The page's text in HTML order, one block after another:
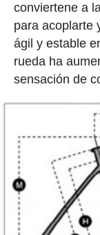
conviertene a
para acoplarte
ágil y estable
rueda ha
sensación de